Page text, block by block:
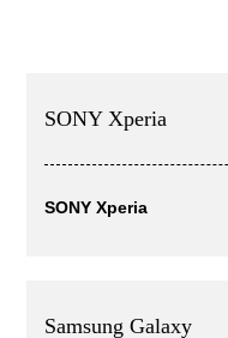
SONY Xperia
SONY Xperia
Samsung Galaxy